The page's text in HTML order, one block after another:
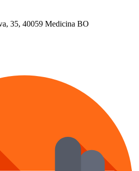
35, 40059 Medicina BO